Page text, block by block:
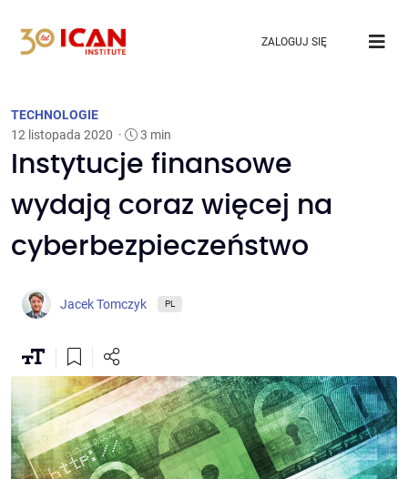
ZALOGUJ SIĘ
TECHNOLOGIE
12 listopada 2020 · 3 min
Instytucje finansowe
wydają coraz więcej na
cyberbezpieczeństwo
Jacek Tomczyk PL